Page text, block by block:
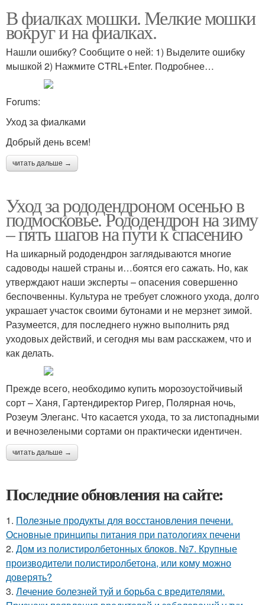
В фиалках мошки. Мелкие мошки
вокруг и на фиалках.
Нашли ошибку? Сообщите о ней: 1) Выделите ошибку
мышкой 2) Нажмите CTRL+Enter. Подробнее…
Forums:
Уход за фиалками
Добрый день всем!
читать дальше →
Уход за рододендроном осенью в
подмосковье. Рододендрон на зиму
– пять шагов на пути к спасению
На шикарный рододендрон заглядываются многие
садоводы нашей страны и…боятся его сажать. Но, как
утверждают наши эксперты – опасения совершенно
беспочвенны. Культура не требует сложного ухода, долго
украшает участок своими бутонами и не мерзнет зимой.
Разумеется, для последнего нужно выполнить ряд
уходовых действий, и сегодня мы вам расскажем, что и
как делать.
Прежде всего, необходимо купить морозоустойчивый
сорт – Ханя, Гартендиректор Ригер, Полярная ночь,
Розеум Элеганс. Что касается ухода, то за листопадными
и вечнозелеными сортами он практически идентичен.
читать дальше →
Последние обновления на сайте:
1. Полезные продукты для восстановления печени.
Основные принципы питания при патологиях печени
2. Дом из полистиролбетонных блоков. №7. Крупные
производители полистиролбетона, или кому можно
доверять?
3. Лечение болезней туй и борьба с вредителями.